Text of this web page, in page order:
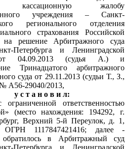
кассационную жалобу
учреждения – Санкт-
регионального отделения
страхования Российской
на решение Арбитражного суда
Петербурга и Ленинградской
04.09.2013 (судья А.) и
Тринадцатого арбитражного
суда от 29.11.2013 (судьи Т., З.,
А56-29040/2013,
у с т а н о в и л:
ограниченной ответственностью
(место нахождения: 194292, г.
Верхний 5-й Переулок, д. 1,
1117847421416; далее -
в Арбитражный суд
Петербурга и Ленинградской